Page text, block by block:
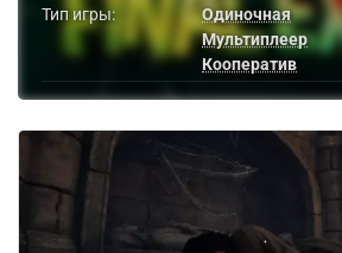
Тип игры:
Одиночная
Мультиплеер
Кооператив